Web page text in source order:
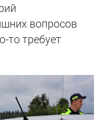
вопросов
то требует